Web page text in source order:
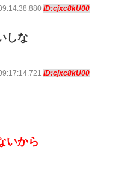
ID:cjxc8kU00
しな
ID:cjxc8kU00
いから